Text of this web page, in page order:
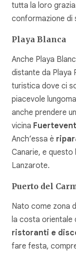
tutta la loro
conformazione di
Playa Blanca
Anche Playa
distante da Playa
turistica dove ci
piacevole
anche prendere
vicina
Anch’essa è
Canarie, e questo
Lanzarote.
Puerto del
Nato come zona
la costa orientale
ristoranti e
fare festa,